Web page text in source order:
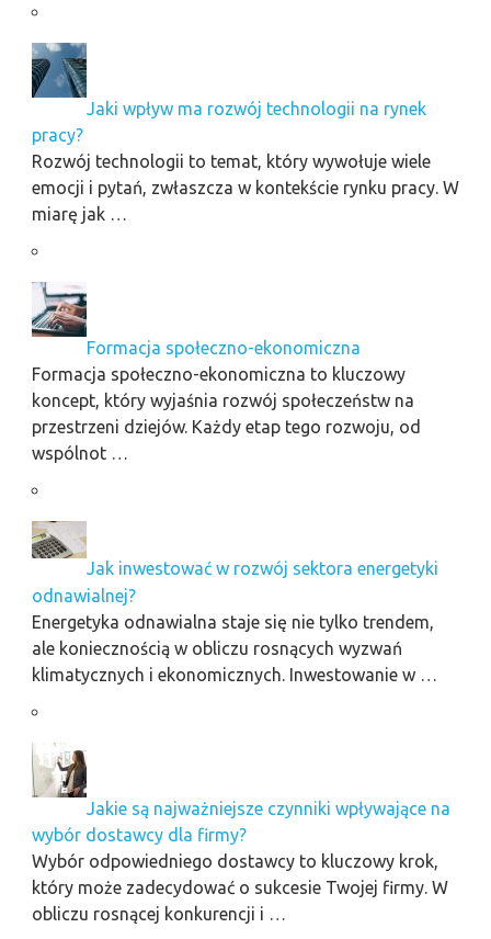
Jaki wpływ ma rozwój technologii na rynek
pracy?
Rozwój technologii to temat, który wywołuje wiele
emocji i pytań, zwłaszcza w kontekście rynku pracy. W
miarę jak …
Formacja społeczno-ekonomiczna
Formacja społeczno-ekonomiczna to kluczowy
koncept, który wyjaśnia rozwój społeczeństw na
przestrzeni dziejów. Każdy etap tego rozwoju, od
wspólnot …
Jak inwestować w rozwój sektora energetyki
odnawialnej?
Energetyka odnawialna staje się nie tylko trendem,
ale koniecznością w obliczu rosnących wyzwań
klimatycznych i ekonomicznych. Inwestowanie w …
Jakie są najważniejsze czynniki wpływające na
wybór dostawcy dla firmy?
Wybór odpowiedniego dostawcy to kluczowy krok,
który może zadecydować o sukcesie Twojej firmy. W
obliczu rosnącej konkurencji i …